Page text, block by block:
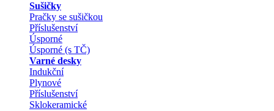
Sušičky
Pračky se sušičkou
Příslušenství
Úsporné
Úsporné (s TČ)
Varné desky
Indukční
Plynové
Příslušenství
Sklokeramické